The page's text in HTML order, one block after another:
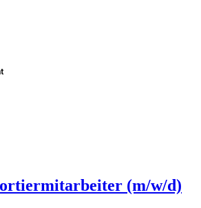
(m/w/d)